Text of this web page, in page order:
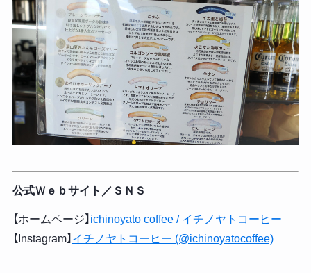
公式Ｗｅｂサイト／ＳＮＳ
【ホームページ】 ichinoyato coffee / イチノヤトコーヒー
【Instagram】 イチノヤトコーヒー (@ichinoyatocoffee)